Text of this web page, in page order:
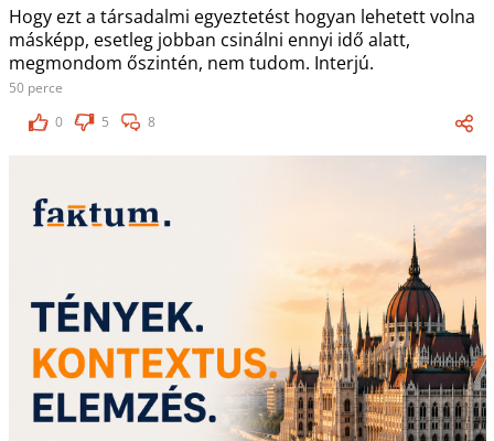
Hogy ezt a társadalmi egyeztetést hogyan lehetett volna
másképp, esetleg jobban csinálni ennyi idő alatt,
megmondom őszintén, nem tudom. Interjú.
50 perce
0
5 8